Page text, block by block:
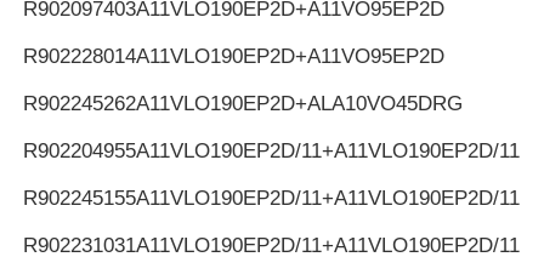
R902097403A11VLO190EP2D+A11VO95EP2D
R902228014A11VLO190EP2D+A11VO95EP2D
R902245262A11VLO190EP2D+ALA10VO45DRG
R902204955A11VLO190EP2D/11+A11VLO190EP2D/11
R902245155A11VLO190EP2D/11+A11VLO190EP2D/11
R902231031A11VLO190EP2D/11+A11VLO190EP2D/11